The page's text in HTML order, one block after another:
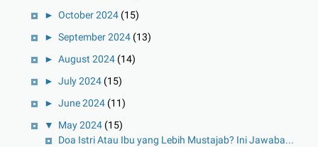
► October 2024 (15)
► September 2024 (13)
► August 2024 (14)
► July 2024 (15)
► June 2024 (11)
▼ May 2024 (15)
Doa Istri Atau Ibu yang Lebih Mustajab? Ini Jawaba...